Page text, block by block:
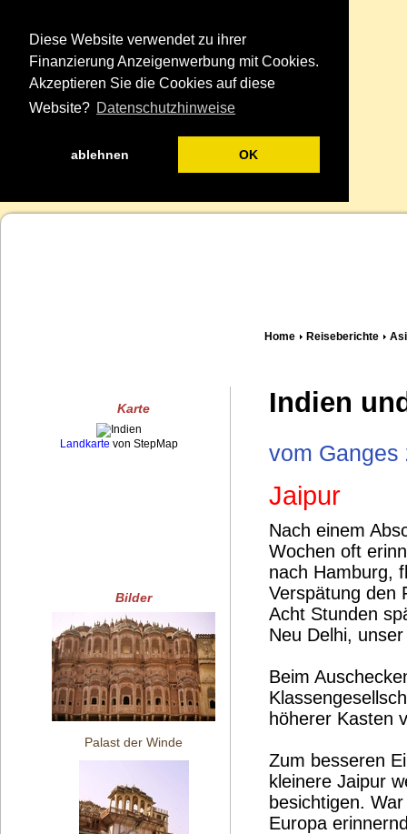
Diese Website verwendet zu ihrer
Finanzierung Anzeigenwerbung mit Cookies.
Akzeptieren Sie die Cookies auf diese
Website? Datenschutzhinweise
ablehnen OK
Home Reiseberichte
Karte
Landkarte von StepMap
Bilder
Palast der Winde
Indien
vom Ganges
Jaipur
Nach einem
Wochen oft
nach Hamburg,
Verspätung den
Acht Stunden
Neu Delhi,
Beim
höherer Kasten
Zum besseren
kleinere Jaipur
besichtigen.
Europa